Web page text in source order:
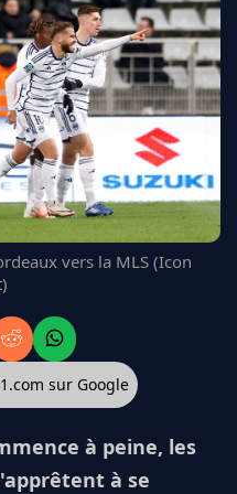
vers la MLS (Icon
sur Google
à peine, les
à se